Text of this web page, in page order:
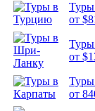
от
от
от